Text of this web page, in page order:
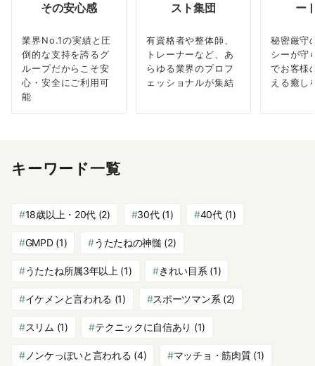
その安心感
業界No.1の実績と圧
倒的な支持を誇るグ
ループだからこそ安
心・安全にご利用可
能
スト集団
有資格者や整体師、
トレーナーなど、あ
らゆる業界のプロフ
ェッショナルが集結
ー
秘密厳守
シーが守
でお客様
える癒し
キーワード一覧
18歳以上・20代 (2) 30代(1) 40代(1)
GMPD(1) うたたねの神髄 (2)
うたたね所属3年以上 (1) きれい目系 (1)
イケメンと言われる (1) スポーツマン系 (2)
スリム (1) テクニックに自信あり (1)
ノンケっぽいと言われる (4) マッチョ・筋肉質(1)